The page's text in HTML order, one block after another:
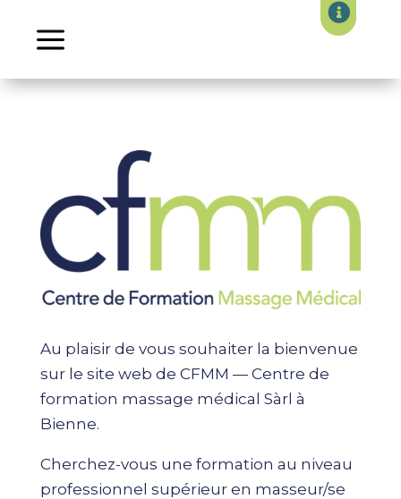

Au plaisir de vous souhaiter la bienvenue
sur le site web de CFMM — Centre de
formation massage médical Sàrl à
Bienne.
Cherchez-vous une formation au niveau
professionnel supérieur en masseur/se